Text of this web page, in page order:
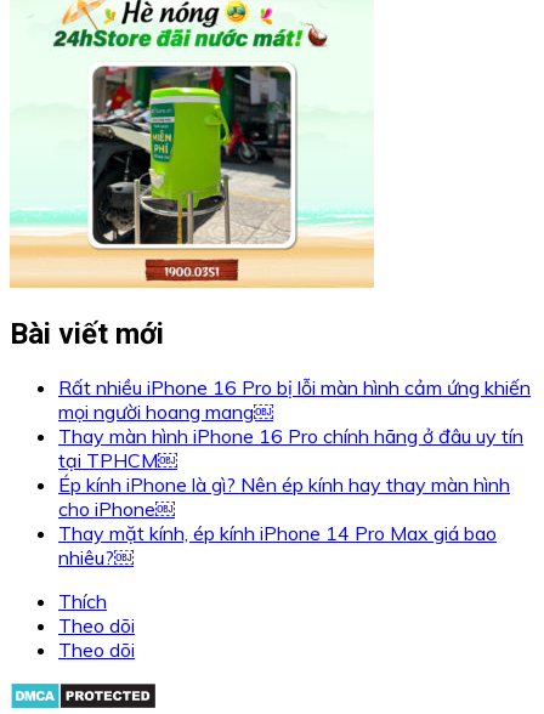
Bài viết mới
Rất nhiều iPhone 16 Pro bị lỗi màn hình cảm ứng khiến
mọi người hoang mang￼
Thay màn hình iPhone 16 Pro chính hãng ở đâu uy tín
tại TPHCM￼
Ép kính iPhone là gì? Nên ép kính hay thay màn hình
cho iPhone￼
Thay mặt kính, ép kính iPhone 14 Pro Max giá bao
nhiêu?￼
Thích
Theo dõi
Theo dõi